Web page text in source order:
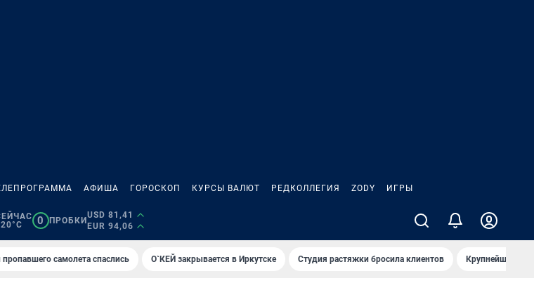
АФИША ГОРОСКОП КУРСЫ ВАЛЮТ РЕДКОЛЛЕГИЯ ZODY ИГРЫ
0 ПРОБКИ
USD 81,41
EUR 94,06
пропавшего самолета спаслись О`КЕЙ закрывается в Иркутске Студия растяжки бросила клиентов Крупнейшие